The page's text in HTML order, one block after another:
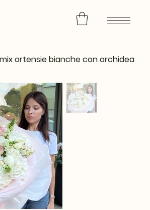
ortensie bianche con orchidea